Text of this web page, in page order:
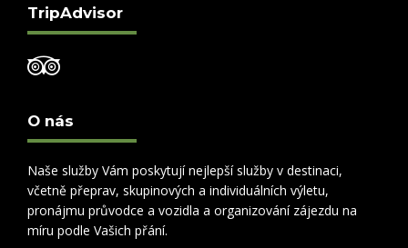
TripAdvisor
O nás
Naše služby Vám poskytují nejlepší služby v destinaci,
včetně přeprav, skupinových a individuálních výletu,
pronájmu průvodce a vozidla a organizování zájezdu na
míru podle Vašich přání.